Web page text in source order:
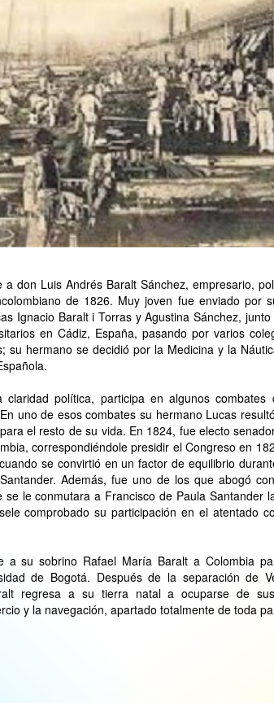
a don Luis Andrés Baralt Sánchez, empresario,
de 1826. Muy joven fue enviado por
Ignacio Baralt i Torras y Agustina Sánchez,
en Cádiz, España, pasando por varios
su hermano se decidió por la Medicina y la
claridad política, participa en algunos
uno de esos combates su hermano Lucas
el resto de su vida. En 1824, fue electo
correspondiéndole presidir el Congreso en
se convirtió en un factor de equilibrio
Además, fue uno de los que abogó
se le conmutara a Francisco de Paula Santander
comprobado su participación en el atentado
a su sobrino Rafael María Baralt a Colombia
de Bogotá. Después de la separación de
regresa a su tierra natal a ocuparse de
y la navegación, apartado totalmente de toda